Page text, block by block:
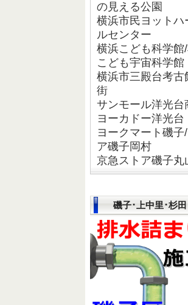
の見える公園
横浜市民ヨット
ルセンター
横浜こども科学
こども宇宙科学館
横浜市三殿台考
街
サンモール洋光
ヨーカドー洋光台
ヨークマート磯
ア磯子岡村
京急ストア磯子丸
磯子･上中里･杉